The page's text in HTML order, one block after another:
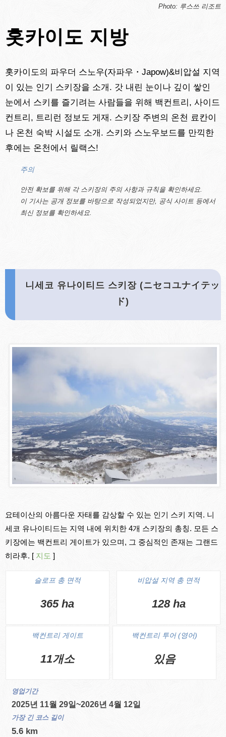
Photo: 루스쓰 리조트
홋카이도 지방
홋카이도의 파우더 스노우(자파우・Japow)&비압설 지역
이 있는 인기 스키장을 소개. 갓 내린 눈이나 깊이 쌓인
눈에서 스키를 즐기려는 사람들을 위해 백컨트리, 사이드
컨트리, 트리런 정보도 게재. 스키장 주변의 온천 료칸이
나 온천 숙박 시설도 소개. 스키와 스노우보드를 만끽한
후에는 온천에서 릴랙스!
주의
안전 확보를 위해 각 스키장의 주의 사항과 규칙을 확인하세요.
이 기사는 공개 정보를 바탕으로 작성되었지만, 공식 사이트 등에서
최신 정보를 확인하세요.
니세코 유나이티드 스키장 (ニセコユナイテッ
ド)
요테이산의 아름다운 자태를 감상할 수 있는 인기 스키 지역. 니
세코 유나이티드는 지역 내에 위치한 4개 스키장의 총칭. 모든 스
키장에는 백컨트리 게이트가 있으며, 그 중심적인 존재는 그랜드
히라후. [ 지도 ]
슬로프 총 면적
365 ha
비압설 지역 총 면적
128 ha
백컨트리 게이트
11개소
백컨트리 투어 (영어)
있음
영업기간
2025년 11월 29일~2026년 4월 12일
가장 긴 코스 길이
5.6 km